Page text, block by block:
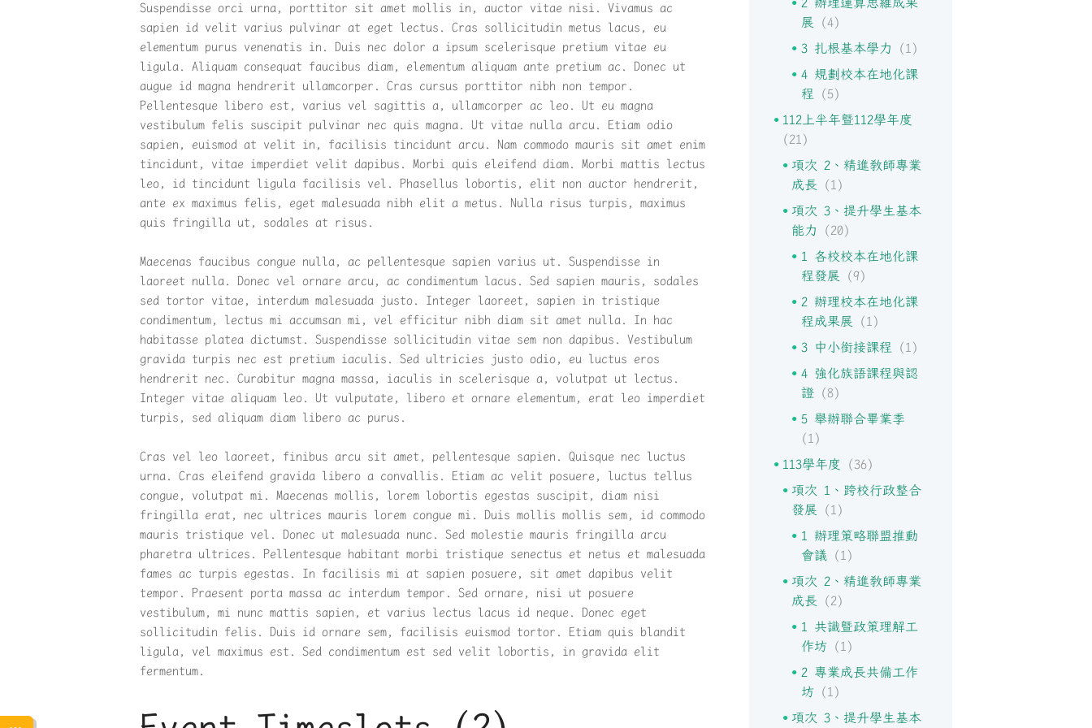
Suspendisse orci urna, porttitor sit amet mollis in, auctor vitae nisi. Vivamus ac
sapien id velit varius pulvinar at eget lectus. Cras sollicitudin metus lacus, eu
elementum purus venenatis in. Duis nec dolor a ipsum scelerisque pretium vitae eu
ligula. Aliquam consequat faucibus diam, elementum aliquam ante pretium ac. Donec ut
augue id magna hendrerit ullamcorper. Cras cursus porttitor nibh non tempor.
Pellentesque libero est, varius vel sagittis a, ullamcorper ac leo. Ut eu magna
vestibulum felis suscipit pulvinar nec quis magna. Ut vitae nulla arcu. Etiam odio
sapien, euismod at velit in, facilisis tincidunt arcu. Nam commodo mauris sit amet enim
tincidunt, vitae imperdiet velit dapibus. Morbi quis eleifend diam. Morbi mattis lectus
leo, id tincidunt ligula facilisis vel. Phasellus lobortis, elit non auctor hendrerit,
ante ex maximus felis, eget malesuada nibh elit a metus. Nulla risus turpis, maximus
quis fringilla ut, sodales at risus.
Maecenas faucibus congue nulla, ac pellentesque sapien varius ut. Suspendisse in
laoreet nulla. Donec vel ornare arcu, ac condimentum lacus. Sed sapien mauris, sodales
sed tortor vitae, interdum malesuada justo. Integer laoreet, sapien in tristique
condimentum, lectus mi accumsan mi, vel efficitur nibh diam sit amet nulla. In hac
habitasse platea dictumst. Suspendisse sollicitudin vitae sem non dapibus. Vestibulum
gravida turpis nec est pretium iaculis. Sed ultricies justo odio, eu luctus eros
hendrerit nec. Curabitur magna massa, iaculis in scelerisque a, volutpat ut lectus.
Integer vitae aliquam leo. Ut vulputate, libero et ornare elementum, erat leo imperdiet
turpis, sed aliquam diam libero ac purus.
Cras vel leo laoreet, finibus arcu sit amet, pellentesque sapien. Quisque nec luctus
urna. Cras eleifend gravida libero a convallis. Etiam ac velit posuere, luctus tellus
congue, volutpat mi. Maecenas mollis, lorem lobortis egestas suscipit, diam nisi
fringilla erat, nec ultrices mauris lorem congue mi. Duis mollis mollis sem, id commodo
mauris tristique vel. Donec ut malesuada nunc. Sed molestie mauris fringilla arcu
pharetra ultrices. Pellentesque habitant morbi tristique senectus et netus et malesuada
fames ac turpis egestas. In facilisis mi at sapien posuere, sit amet dapibus velit
tempor. Praesent porta massa ac interdum tempor. Sed ornare, nisi ut posuere
vestibulum, mi nunc mattis sapien, et varius lectus lacus id neque. Donec eget
sollicitudin felis. Duis id ornare sem, facilisis euismod tortor. Etiam quis blandit
ligula, vel maximus est. Sed condimentum est sed velit lobortis, in gravida elit
fermentum.
展 (4)
3 扎根基本學力 (1)
4 規劃校本在地化課
程 (5)
112上半年暨112學年度
(21)
項次 2、精進教師專業
成長 (1)
項次 3、提升學生基本
能力
(20)
1 各校校本在地化課
程發展 (9)
2 辦理校本在地化課
程成果展 (1)
3 中小銜接課程 (1)
4 強化族語課程與認
證(8)
5 舉辦聯合畢業季
(1)
113學年度 (36)
項次 1、跨校行政整合
發展 (1)
1 辦理策略聯盟推動
會議(1)
項次 2、精進教師專業
成長 (2)
1 共識暨政策理解工
作坊 (1)
2 專業成長共備工作
坊 (1)
項次 3、提升學生基本